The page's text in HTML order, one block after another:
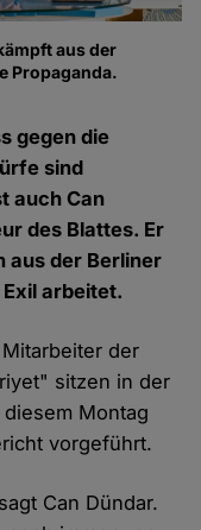
aus der
Propaganda.
gegen die
sind
auch Can
des Blattes. Er
aus der Berliner
Exil arbeitet.
der
sitzen in der
Montag
vorgeführt.
Can Dündar.